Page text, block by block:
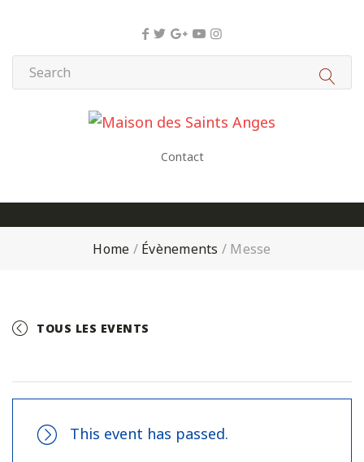
Contact
Home / Évènements / Messe
TOUS LES EVENTS
This event has passed.